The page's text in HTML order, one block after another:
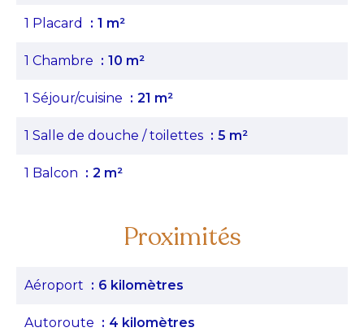
1 Placard 1 m²
1 Chambre 10 m²
1 Séjour/cuisine 21 m²
1 Salle de douche / toilettes 5 m²
1 Balcon 2 m²
Proximités
Aéroport 6 kilomètres
Autoroute 4 kilomètres